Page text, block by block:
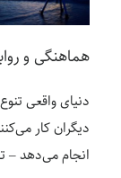
هماهنگی و
دنیای واقعی
دیگران کار
انجام می‌دهد –